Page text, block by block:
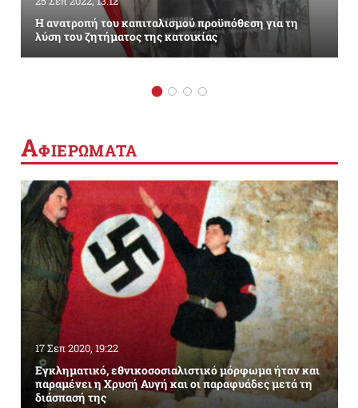
Η ανατροπή του καπιταλισμού προϋπόθεση για τη
λύση του ζητήματος της κατοικίας
ΑΦΙΕΡΩΜΑΤΑ
17 Σεπ 2020, 19:22
Εγκληματικό, εθνικοσοσιαλιστικό μόρφωμα ήταν και
παραμένει η Χρυσή Αυγή και οι παραφυάδες μετά τη
διάσπασή της